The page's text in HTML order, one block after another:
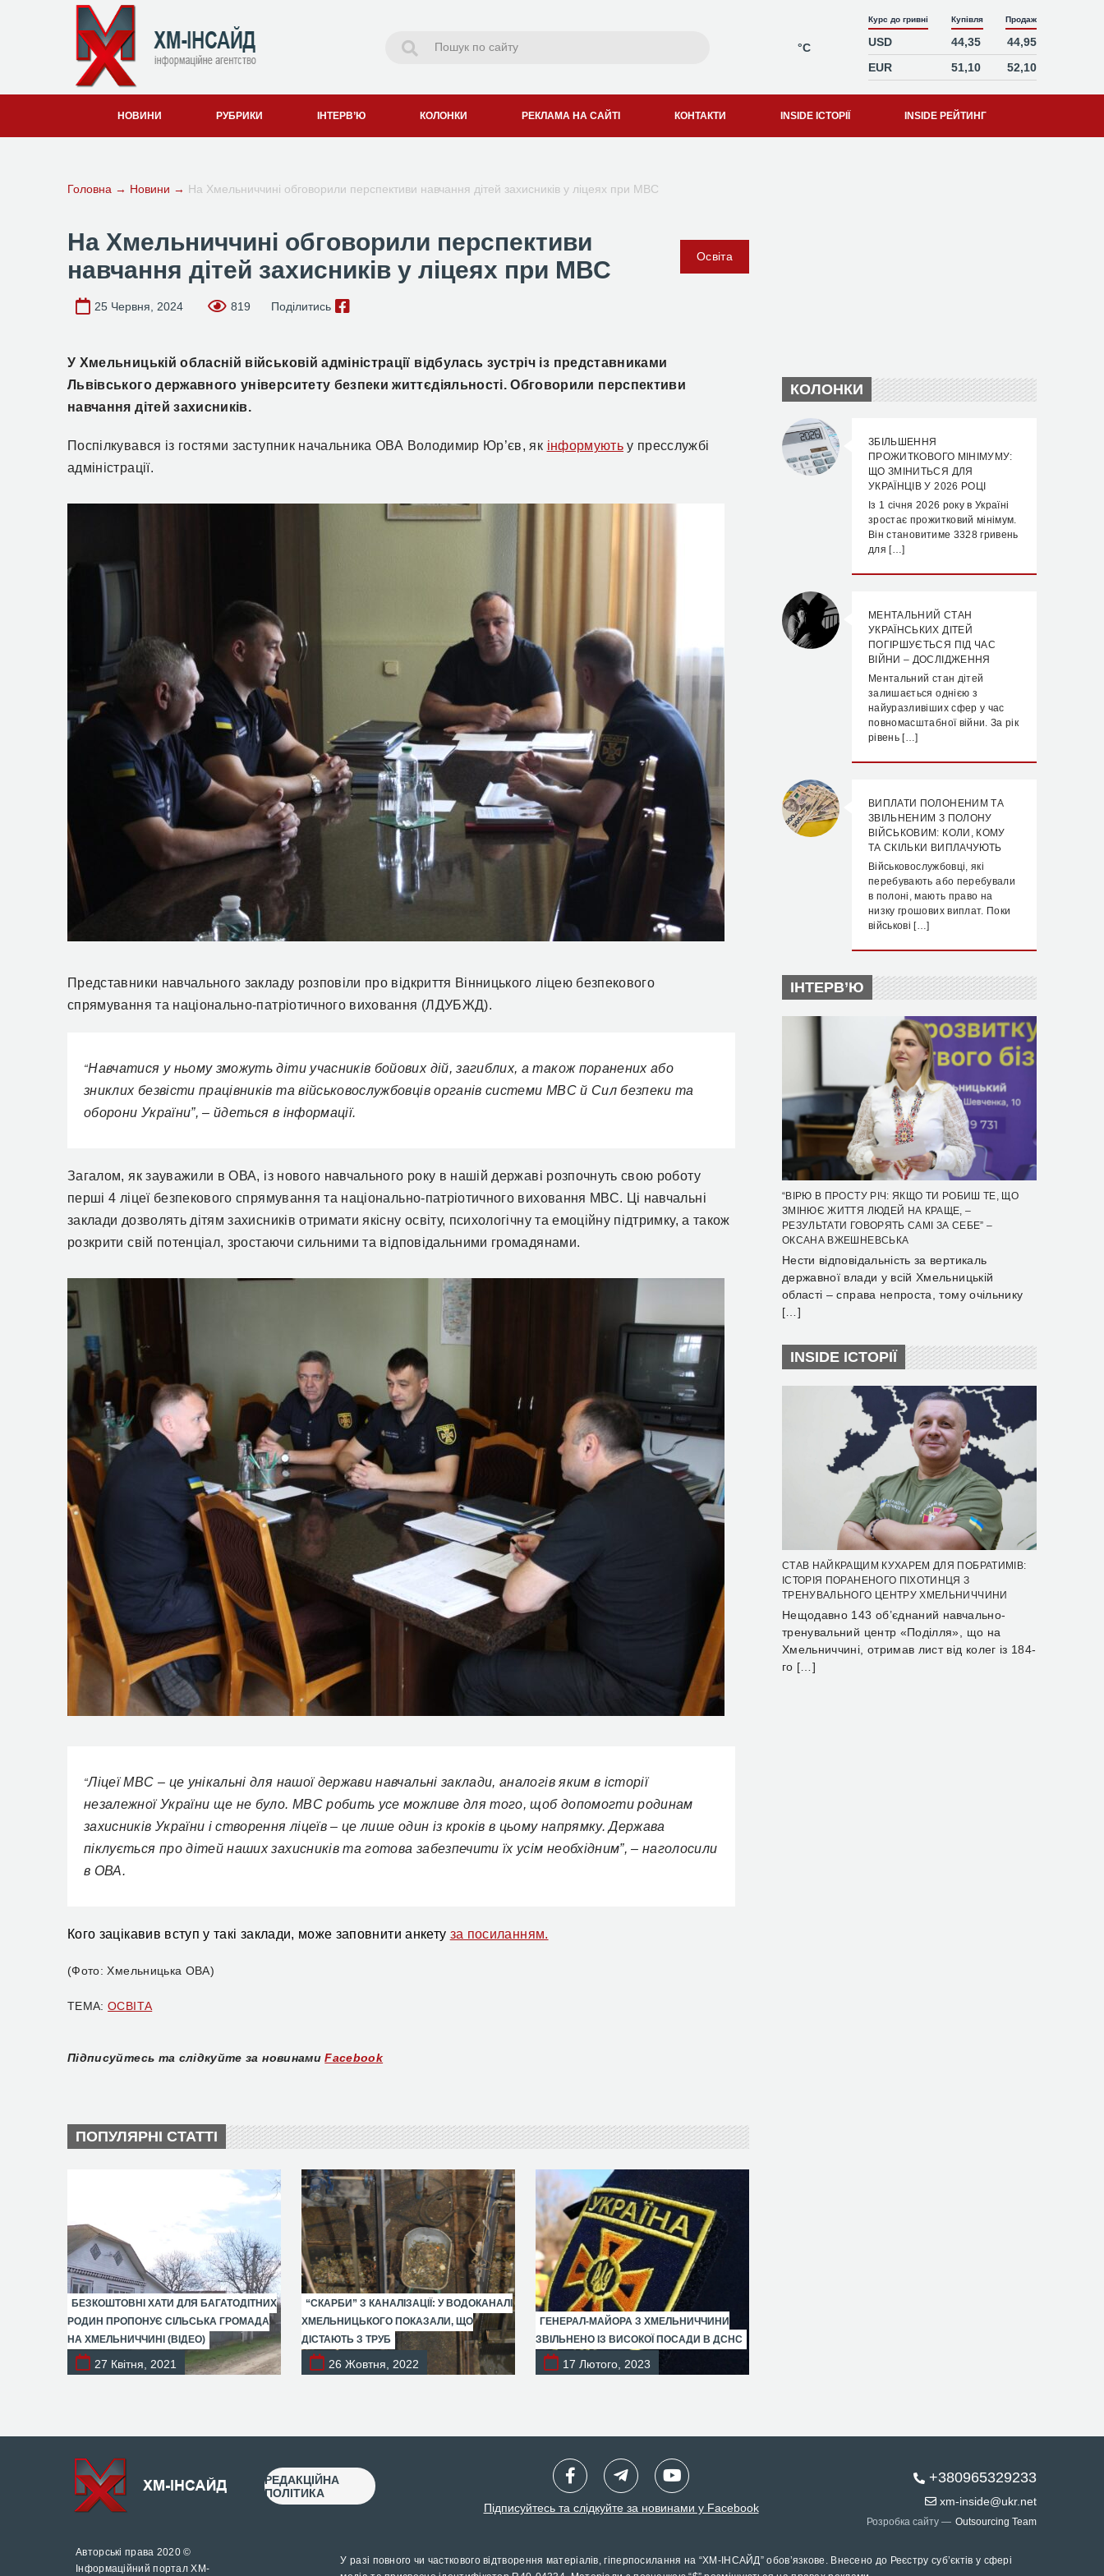
°C
Курс до гривні Купівля Продаж
USD 44,35
44,95
EUR
51,10 52,10
НОВИНИ РУБРИКИ ІНТЕРВ’Ю КОЛОНКИ РЕКЛАМА НА САЙТІ КОНТАКТИ INSIDE ІСТОРІЇ INSIDE РЕЙТИНГ
Головна → Новини → На Хмельниччині обговорили перспективи навчання дітей захисників у ліцеях при МВС
На Хмельниччині обговорили перспективи
навчання дітей захисників у ліцеях при МВС
Освіта
25 Червня, 2024 819 Поділитись
У Хмельницькій обласній військовій адміністрації відбулась зустріч із представниками
Львівського державного університету безпеки життєдіяльності. Обговорили перспективи
навчання дітей захисників.
Поспілкувався із гостями заступник начальника ОВА Володимир Юр’єв, як інформують у пресслужбі
адміністрації.
Представники навчального закладу розповіли про відкриття Вінницького ліцею безпекового
спрямування та національно-патріотичного виховання (ЛДУБЖД).
“Навчатися у ньому зможуть діти учасників бойових дій, загиблих, а також поранених або
зниклих безвісти працівників та військовослужбовців органів системи МВС й Сил безпеки та
оборони України”, – йдеться в інформації.
Загалом, як зауважили в ОВА, із нового навчального року в нашій державі розпочнуть свою роботу
перші 4 ліцеї безпекового спрямування та національно-патріотичного виховання МВС. Ці навчальні
заклади дозволять дітям захисників отримати якісну освіту, психологічну та емоційну підтримку, а також
розкрити свій потенціал, зростаючи сильними та відповідальними громадянами.
“Ліцеї МВС – це унікальні для нашої держави навчальні заклади, аналогів яким в історії
незалежної України ще не було. МВС робить усе можливе для того, щоб допомогти родинам
захисників України і створення ліцеїв – це лише один із кроків в цьому напрямку. Держава
піклується про дітей наших захисників та готова забезпечити їх усім необхідним”, – наголосили
в ОВА.
Кого зацікавив вступ у такі заклади, може заповнити анкету за посиланням.
(Фото: Хмельницька ОВА)
ТЕМА:ОСВІТА
Підписуйтесь та слідкуйте за новинами Facebook
ПОПУЛЯРНІ СТАТТІ
БЕЗКОШТОВНІ ХАТИ ДЛЯ БАГАТОДІТНИХ
РОДИН ПРОПОНУЄ СІЛЬСЬКА ГРОМАДА
НА ХМЕЛЬНИЧЧИНІ (ВІДЕО)
27 Квітня, 2021
“СКАРБИ” З КАНАЛІЗАЦІЇ: У ВОДОКАНАЛІ
ХМЕЛЬНИЦЬКОГО ПОКАЗАЛИ, ЩО
ДІСТАЮТЬ З ТРУБ
26 Жовтня, 2022
ГЕНЕРАЛ-МАЙОРА З ХМЕЛЬНИЧЧИНИ
ЗВІЛЬНЕНО ІЗ ВИСОКОЇ ПОСАДИ В ДСНС
17 Лютого, 2023
КОЛОНКИ
ЗБІЛЬШЕННЯ
ПРОЖИТКОВОГО МІНІМУМУ:
ЩО ЗМІНИТЬСЯ ДЛЯ
УКРАЇНЦІВ У 2026 РОЦІ
Із 1 січня 2026 року в Україні
зростає прожитковий мінімум.
Він становитиме 3328 гривень
для […]
МЕНТАЛЬНИЙ СТАН
УКРАЇНСЬКИХ ДІТЕЙ
ПОГІРШУЄТЬСЯ ПІД ЧАС
ВІЙНИ – ДОСЛІДЖЕННЯ
Ментальний стан дітей
залишається однією з
найуразливіших сфер у час
повномасштабної війни. За рік
рівень […]
ВИПЛАТИ ПОЛОНЕНИМ ТА
ЗВІЛЬНЕНИМ З ПОЛОНУ
ВІЙСЬКОВИМ: КОЛИ, КОМУ
ТА СКІЛЬКИ ВИПЛАЧУЮТЬ
Військовослужбовці, які
перебувають або перебували
в полоні, мають право на
низку грошових виплат. Поки
військові […]
ІНТЕРВ’Ю
“ВІРЮ В ПРОСТУ РІЧ: ЯКЩО ТИ РОБИШ ТЕ, ЩО
ЗМІНЮЄ ЖИТТЯ ЛЮДЕЙ НА КРАЩЕ, –
РЕЗУЛЬТАТИ ГОВОРЯТЬ САМІ ЗА СЕБЕ” –
ОКСАНА ВЖЕШНЕВСЬКА
Нести відповідальність за вертикаль
державної влади у всій Хмельницькій
області – справа непроста, тому очільнику
[…]
INSIDE ІСТОРІЇ
СТАВ НАЙКРАЩИМ КУХАРЕМ ДЛЯ ПОБРАТИМІВ:
ІСТОРІЯ ПОРАНЕНОГО ПІХОТИНЦЯ З
ТРЕНУВАЛЬНОГО ЦЕНТРУ ХМЕЛЬНИЧЧИНИ
Нещодавно 143 об’єднаний навчально-
тренувальний центр «Поділля», що на
Хмельниччині, отримав лист від колег із 184-
го […]
РЕДАКЦІЙНА
ПОЛІТИКА
Підписуйтесь та слідкуйте за новинами у Facebook
+380965329233
xm-inside@ukr.net
Розробка сайту — Outsourcing Team
Авторські права 2020 ©
Інформаційний портал ХМ-
У разі повного чи часткового відтворення матеріалів, гіперпосилання на “ХМ-ІНСАЙД” обов’язкове. Внесено до Реєстру суб’єктів у сфері